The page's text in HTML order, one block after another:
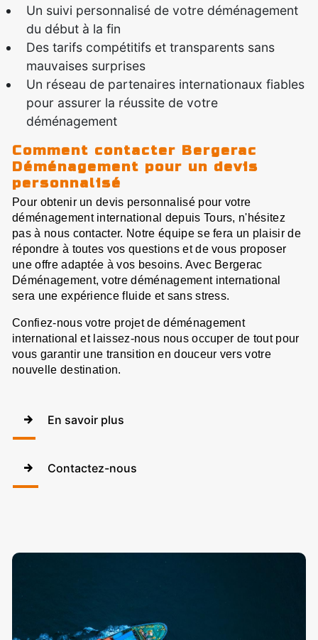
Un suivi personnalisé de votre déménagement
du début à la fin
Des tarifs compétitifs et transparents sans
mauvaises surprises
Un réseau de partenaires internationaux fiables
pour assurer la réussite de votre
déménagement
Comment contacter Bergerac
Déménagement pour un devis
personnalisé
Pour obtenir un devis personnalisé pour votre
déménagement international depuis Tours, n'hésitez
pas à nous contacter. Notre équipe se fera un plaisir de
répondre à toutes vos questions et de vous proposer
une offre adaptée à vos besoins. Avec Bergerac
Déménagement, votre déménagement international
sera une expérience fluide et sans stress.
Confiez-nous votre projet de déménagement
international et laissez-nous nous occuper de tout pour
vous garantir une transition en douceur vers votre
nouvelle destination.
En savoir plus
Contactez-nous